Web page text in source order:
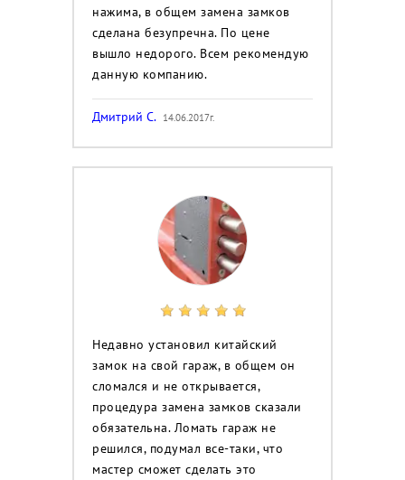
нажима, в общем замена замков
сделана безупречна. По цене
вышло недорого. Всем рекомендую
данную компанию.
Дмитрий С. 14.06.2017г.
Недавно установил китайский
замок на свой гараж, в общем он
сломался и не открывается,
процедура замена замков сказали
обязательна. Ломать гараж не
решился, подумал все-таки, что
мастер сможет сделать это